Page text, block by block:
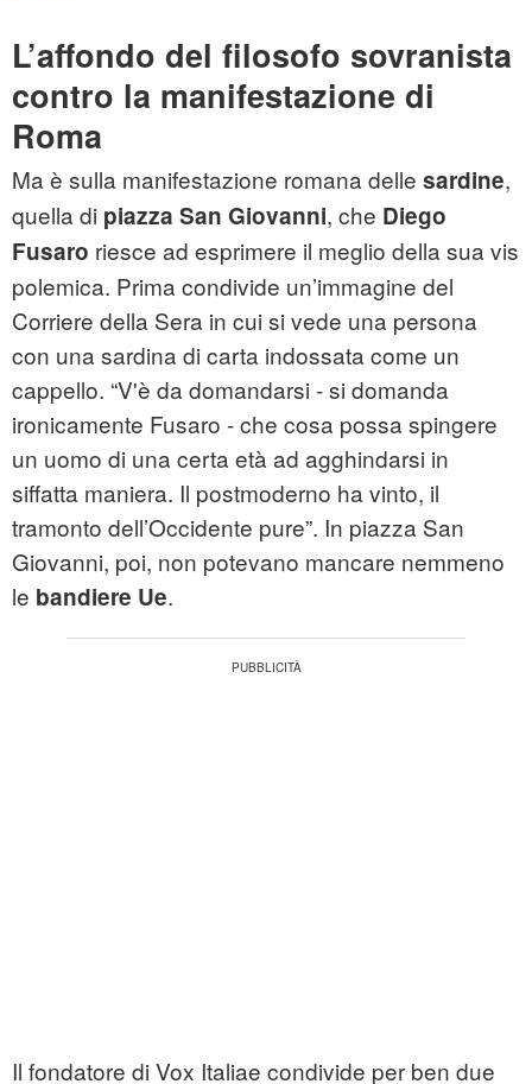
L’affondo del filosofo sovranista
contro la manifestazione di
Roma
Ma è sulla manifestazione romana delle sardine,
quella di piazza San Giovanni, che Diego
Fusaro riesce ad esprimere il meglio della sua vis
polemica. Prima condivide un’immagine del
Corriere della Sera in cui si vede una persona
con una sardina di carta indossata come un
cappello. “V'è da domandarsi - si domanda
ironicamente Fusaro - che cosa possa spingere
un uomo di una certa età ad agghindarsi in
siffatta maniera. Il postmoderno ha vinto, il
tramonto dell’Occidente pure”. In piazza San
Giovanni, poi, non potevano mancare nemmeno
le bandiere Ue.
Il fondatore di Vox Italiae condivide per ben due